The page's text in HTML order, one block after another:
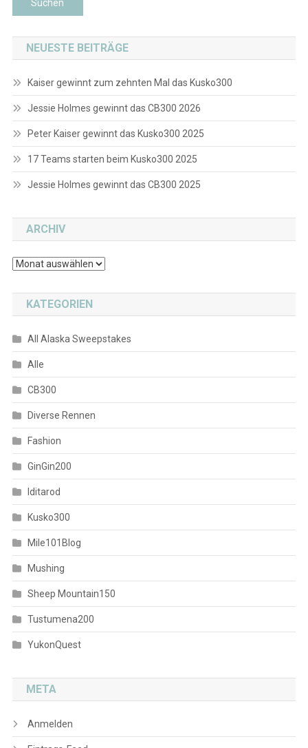
NEUESTE BEITRÄGE
Kaiser gewinnt zum zehnten Mal das Kusko300
Jessie Holmes gewinnt das CB300 2026
Peter Kaiser gewinnt das Kusko300 2025
17 Teams starten beim Kusko300 2025
Jessie Holmes gewinnt das CB300 2025
ARCHIV
Archiv
KATEGORIEN
All Alaska Sweepstakes
Alle
CB300
Diverse Rennen
Fashion
GinGin200
Iditarod
Kusko300
Mile101Blog
Mushing
Sheep Mountain150
Tustumena200
YukonQuest
META
Anmelden